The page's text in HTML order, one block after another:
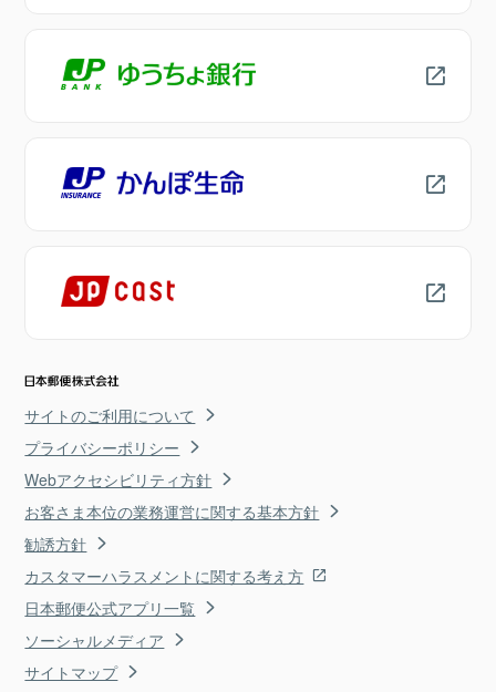
サイトのご利用について
プライバシーポリシー
Webアクセシビリティ方針
お客さま本位の業務運営に関する基本方針
勧誘方針
カスタマーハラスメントに関する考え方
日本郵便公式アプリ一覧
ソーシャルメディア
サイトマップ